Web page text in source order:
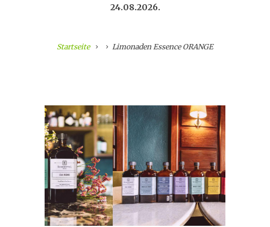
24.08.2026.
Startseite Limonaden Essence ORANGE